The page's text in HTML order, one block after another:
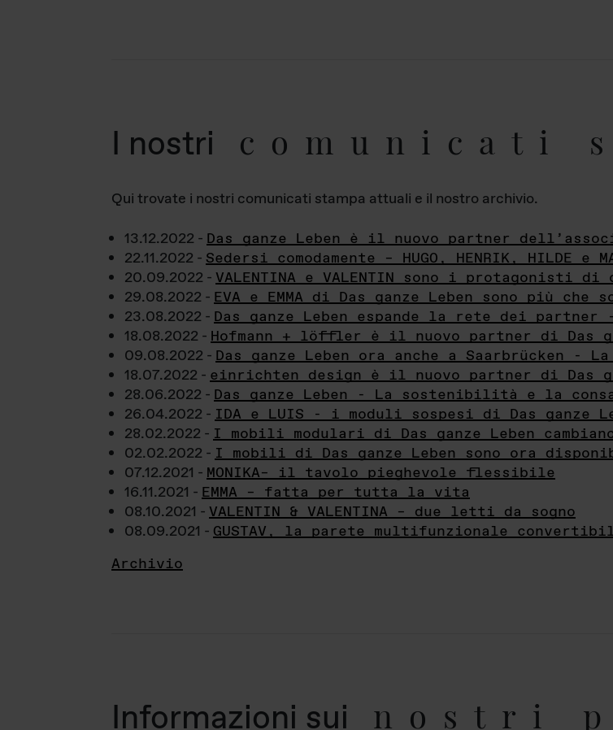
I nostri comunicati
Qui trovate i nostri comunicati stampa attuali e il nostro archivio.
13.12.2022 - Das ganze Leben è il nuovo partner
22.11.2022 - Sedersi comodamente – HUGO, HENRIK, HILDE e
20.09.2022 - VALENTINA e VALENTIN sono i protagonisti
29.08.2022 - EVA e EMMA di Das ganze Leben sono più
23.08.2022 - Das ganze Leben espande la rete dei
18.08.2022 - Hofmann + löffler è il nuovo partner di Das
09.08.2022 - Das ganze Leben ora anche a Saarbrücken -
18.07.2022 - einrichten design è il nuovo partner di Das
28.06.2022 - Das ganze Leben - La sostenibilità e la
26.04.2022 - IDA e LUIS - i moduli sospesi di Das ganze
28.02.2022 - I mobili modulari di Das ganze Leben
02.02.2022 - I mobili di Das ganze Leben sono ora
07.12.2021 - MONIKA– il tavolo pieghevole flessibile
16.11.2021 - EMMA – fatta per tutta la vita
08.10.2021 - VALENTIN & VALENTINA – due letti da sogno
08.09.2021 - GUSTAV, la parete multifunzionale
Archivio
Informazioni sui nostri